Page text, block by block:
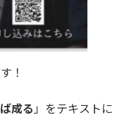
！
成る 」をテキストに